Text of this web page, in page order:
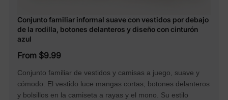
Conjunto familiar informal suave con vestidos por debajo
de la rodilla, botones delanteros y diseño con cinturón
azul
From $9.99
Conjunto familiar de vestidos y camisas a juego, suave y
cómodo. El vestido luce mangas cortas, botones delanteros
y bolsillos en la camiseta a rayas y el mono. Su estilo